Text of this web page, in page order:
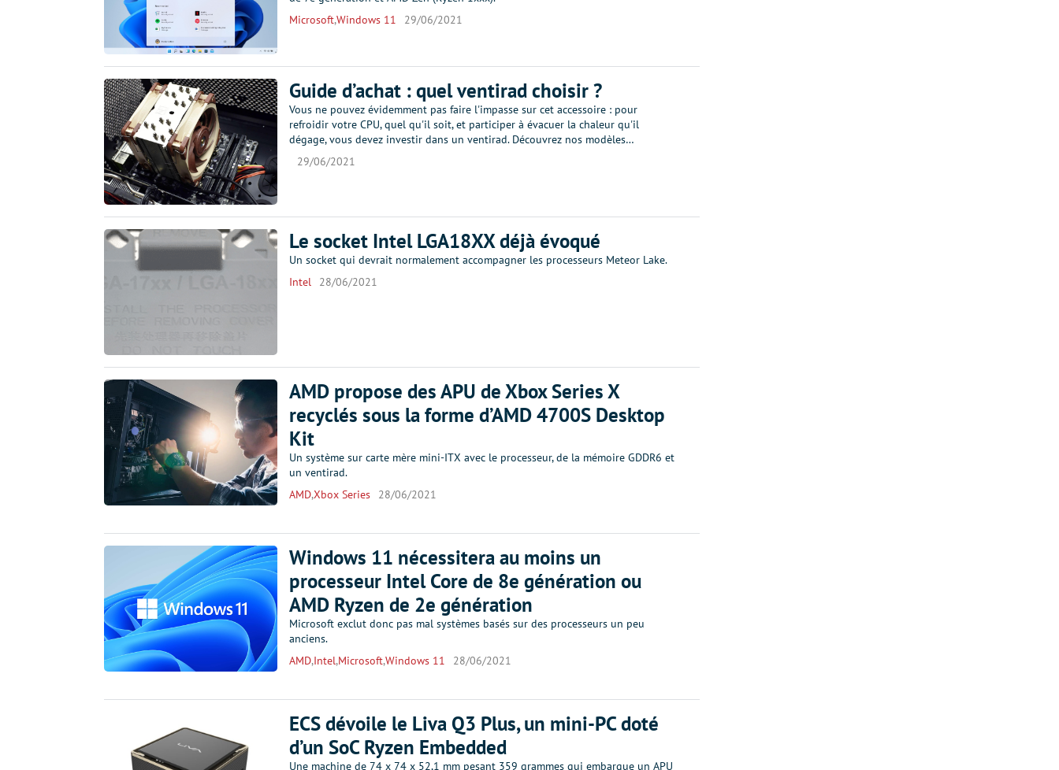
Microsoft,Windows 11 29/06/2021
Guide d’achat : quel ventirad choisir ?
Vous ne pouvez évidemment pas faire l'impasse sur cet accessoire : pour
refroidir votre CPU, quel qu'il soit, et participer à évacuer la chaleur qu'il
dégage, vous devez investir dans un ventirad. Découvrez nos modèles…
29/06/2021
Le socket Intel LGA18XX déjà évoqué
Un socket qui devrait normalement accompagner les processeurs Meteor Lake.
Intel
28/06/2021
AMD propose des APU de Xbox Series X
recyclés sous la forme d’AMD 4700S Desktop
Kit
Un système sur carte mère mini-ITX avec le processeur, de la mémoire GDDR6 et
un ventirad.
AMD,Xbox Series 28/06/2021
Windows 11 nécessitera au moins un
processeur Intel Core de 8e génération ou
AMD Ryzen de 2e génération
Microsoft exclut donc pas mal systèmes basés sur des processeurs un peu
anciens.
AMD,Intel,Microsoft,Windows 11 28/06/2021
ECS dévoile le Liva Q3 Plus, un mini-PC doté
d’un SoC Ryzen Embedded
Une machine de 74 x 74 x 52,1 mm pesant 359 grammes qui embarque un APU